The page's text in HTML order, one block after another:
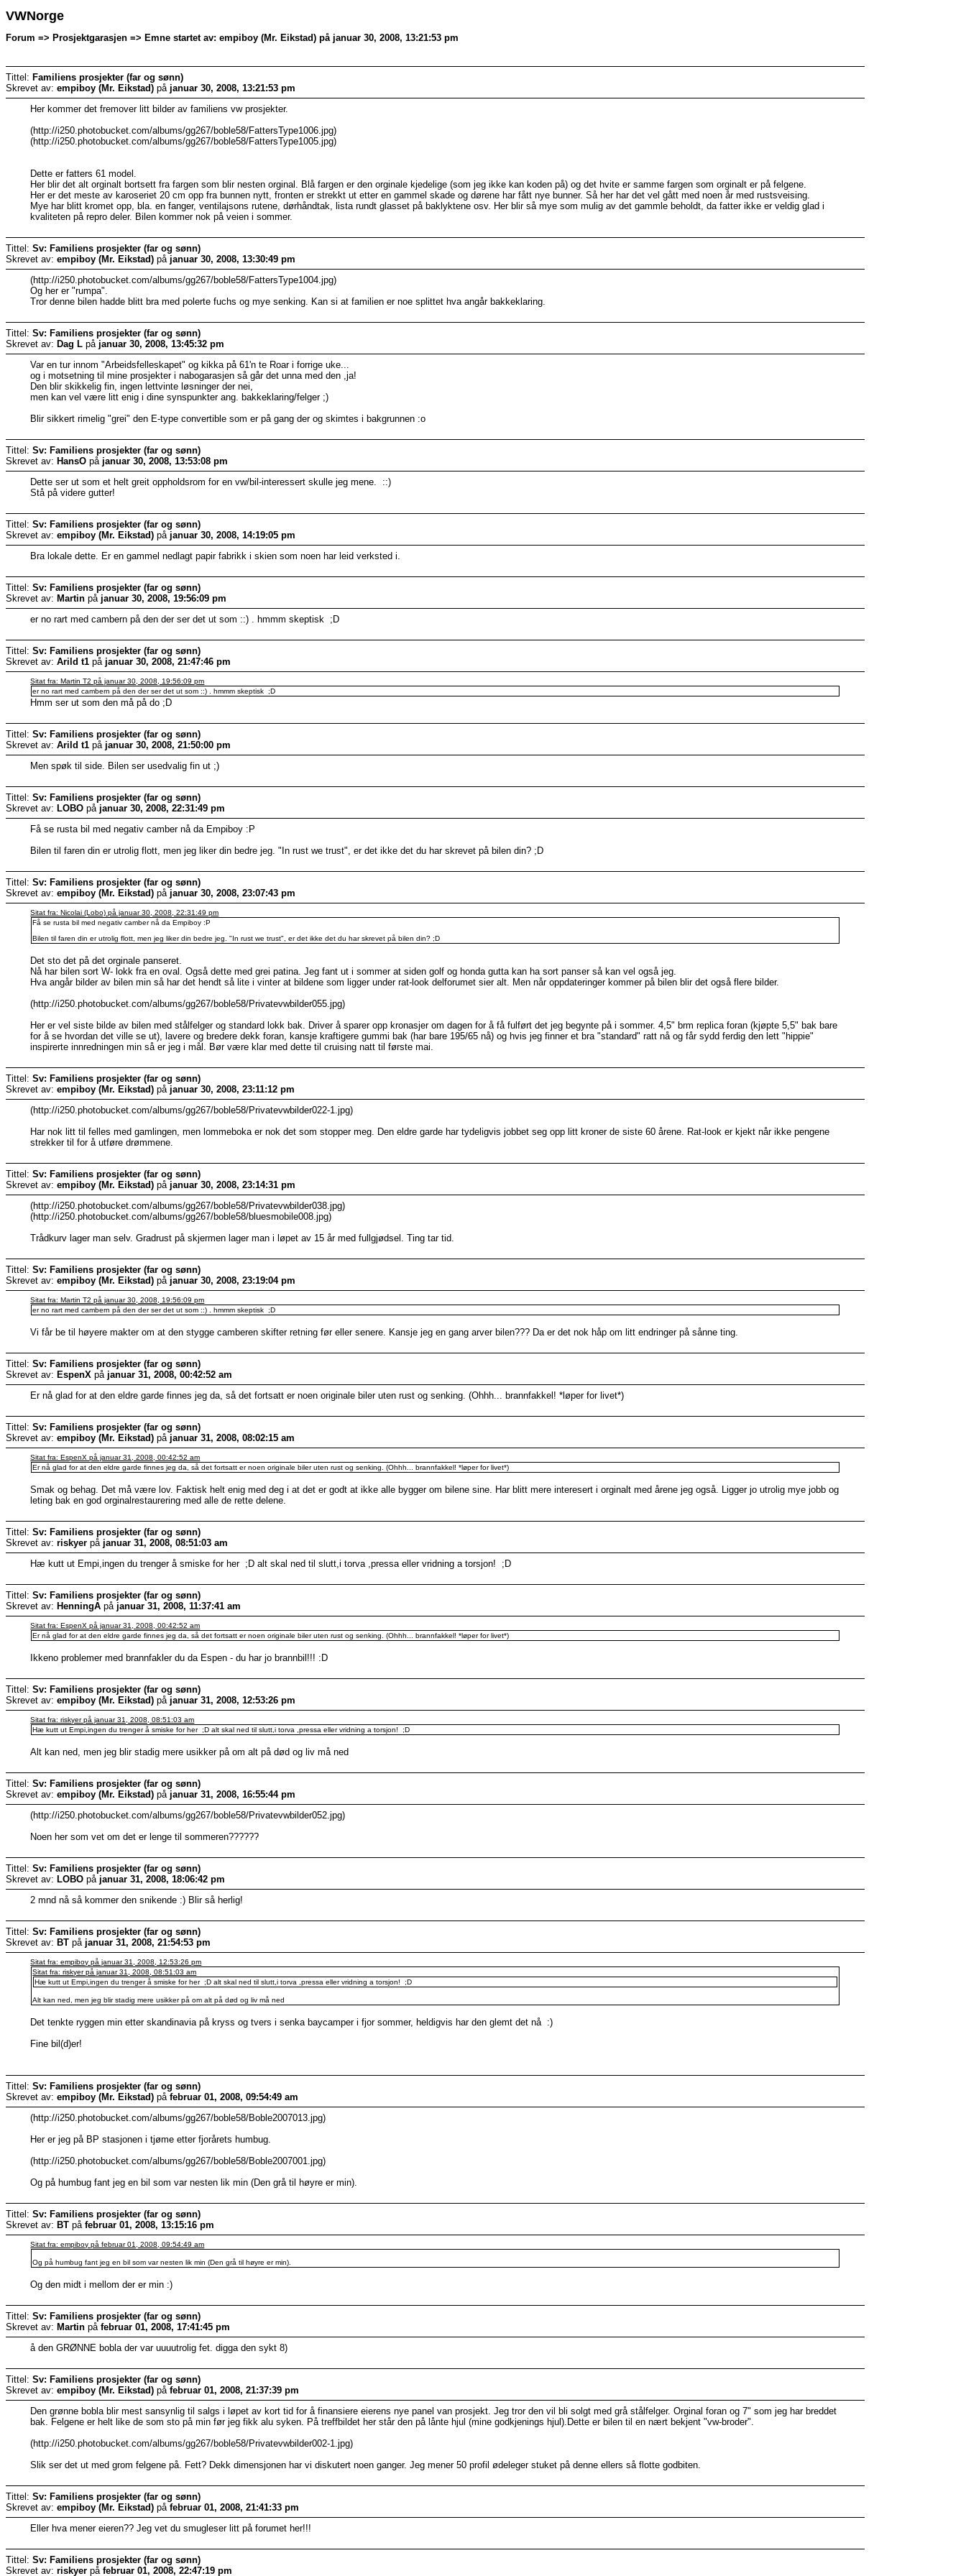
VWNorge
Forum => Prosjektgarasjen => Emne startet av: empiboy (Mr. Eikstad) på januar 30, 2008, 13:21:53 pm
Tittel: Familiens prosjekter (far og sønn)
Skrevet av: empiboy (Mr. Eikstad) på januar 30, 2008, 13:21:53 pm
Her kommer det fremover litt bilder av familiens vw prosjekter.
(http://i250.photobucket.com/albums/gg267/boble58/FattersType1006.jpg)
(http://i250.photobucket.com/albums/gg267/boble58/FattersType1005.jpg)
Dette er fatters 61 model.
Her blir det alt orginalt bortsett fra fargen som blir nesten orginal. Blå fargen er den orginale kjedelige (som jeg ikke kan koden på) og det hvite er samme fargen som orginalt er på felgene.
Her er det meste av karoseriet 20 cm opp fra bunnen nytt, fronten er strekkt ut etter en gammel skade og dørene har fått nye bunner. Så her har det vel gått med noen år med rustsveising.
Mye har blitt kromet opp, bla. en fanger, ventilajsons rutene, dørhåndtak, lista rundt glasset på baklyktene osv. Her blir så mye som mulig av det gammle beholdt, da fatter ikke er veldig glad i
kvaliteten på repro deler. Bilen kommer nok på veien i sommer.
Tittel: Sv: Familiens prosjekter (far og sønn)
Skrevet av: empiboy (Mr. Eikstad) på januar 30, 2008, 13:30:49 pm
(http://i250.photobucket.com/albums/gg267/boble58/FattersType1004.jpg)
Og her er "rumpa".
Tror denne bilen hadde blitt bra med polerte fuchs og mye senking. Kan si at familien er noe splittet hva angår bakkeklaring.
Tittel: Sv: Familiens prosjekter (far og sønn)
Skrevet av: Dag L på januar 30, 2008, 13:45:32 pm
Var en tur innom "Arbeidsfelleskapet" og kikka på 61'n te Roar i forrige uke...
og i motsetning til mine prosjekter i nabogarasjen så går det unna med den ,ja!
Den blir skikkelig fin, ingen lettvinte løsninger der nei,
men kan vel være litt enig i dine synspunkter ang. bakkeklaring/felger ;)
Blir sikkert rimelig "grei" den E-type convertible som er på gang der og skimtes i bakgrunnen :o
Tittel: Sv: Familiens prosjekter (far og sønn)
Skrevet av: HansO på januar 30, 2008, 13:53:08 pm
Dette ser ut som et helt greit oppholdsrom for en vw/bil-interessert skulle jeg mene. ::)
Stå på videre gutter!
Tittel: Sv: Familiens prosjekter (far og sønn)
Skrevet av: empiboy (Mr. Eikstad) på januar 30, 2008, 14:19:05 pm
Bra lokale dette. Er en gammel nedlagt papir fabrikk i skien som noen har leid verksted i.
Tittel: Sv: Familiens prosjekter (far og sønn)
Skrevet av: Martin på januar 30, 2008, 19:56:09 pm
er no rart med cambern på den der ser det ut som ::) . hmmm skeptisk ;D
Tittel: Sv: Familiens prosjekter (far og sønn)
Skrevet av: Arild t1 på januar 30, 2008, 21:47:46 pm
Sitat fra: Martin T2 på januar 30, 2008, 19:56:09 pm
er no rart med cambern på den der ser det ut som ::) . hmmm skeptisk ;D
Hmm ser ut som den må på do ;D
Tittel: Sv: Familiens prosjekter (far og sønn)
Skrevet av: Arild t1 på januar 30, 2008, 21:50:00 pm
Men spøk til side. Bilen ser usedvalig fin ut ;)
Tittel: Sv: Familiens prosjekter (far og sønn)
Skrevet av: LOBO på januar 30, 2008, 22:31:49 pm
Få se rusta bil med negativ camber nå da Empiboy :P
Bilen til faren din er utrolig flott, men jeg liker din bedre jeg. "In rust we trust", er det ikke det du har skrevet på bilen din? ;D
Tittel: Sv: Familiens prosjekter (far og sønn)
Skrevet av: empiboy (Mr. Eikstad) på januar 30, 2008, 23:07:43 pm
Sitat fra: Nicolai (Lobo) på januar 30, 2008, 22:31:49 pm
Få se rusta bil med negativ camber nå da Empiboy :P
Bilen til faren din er utrolig flott, men jeg liker din bedre jeg. "In rust we trust", er det ikke det du har skrevet på bilen din? ;D
Det sto det på det orginale panseret.
Nå har bilen sort W- lokk fra en oval. Også dette med grei patina. Jeg fant ut i sommer at siden golf og honda gutta kan ha sort panser så kan vel også jeg.
Hva angår bilder av bilen min så har det hendt så lite i vinter at bildene som ligger under rat-look delforumet sier alt. Men når oppdateringer kommer på bilen blir det også flere bilder.
(http://i250.photobucket.com/albums/gg267/boble58/Privatevwbilder055.jpg)
Her er vel siste bilde av bilen med stålfelger og standard lokk bak. Driver å sparer opp kronasjer om dagen for å få fulført det jeg begynte på i sommer. 4,5" brm replica foran (kjøpte 5,5" bak bare
for å se hvordan det ville se ut), lavere og bredere dekk foran, kansje kraftigere gummi bak (har bare 195/65 nå) og hvis jeg finner et bra "standard" ratt nå og får sydd ferdig den lett "hippie"
inspirerte innredningen min så er jeg i mål. Bør være klar med dette til cruising natt til første mai.
Tittel: Sv: Familiens prosjekter (far og sønn)
Skrevet av: empiboy (Mr. Eikstad) på januar 30, 2008, 23:11:12 pm
(http://i250.photobucket.com/albums/gg267/boble58/Privatevwbilder022-1.jpg)
Har nok litt til felles med gamlingen, men lommeboka er nok det som stopper meg. Den eldre garde har tydeligvis jobbet seg opp litt kroner de siste 60 årene. Rat-look er kjekt når ikke pengene
strekker til for å utføre drømmene.
Tittel: Sv: Familiens prosjekter (far og sønn)
Skrevet av: empiboy (Mr. Eikstad) på januar 30, 2008, 23:14:31 pm
(http://i250.photobucket.com/albums/gg267/boble58/Privatevwbilder038.jpg)
(http://i250.photobucket.com/albums/gg267/boble58/bluesmobile008.jpg)
Trådkurv lager man selv. Gradrust på skjermen lager man i løpet av 15 år med fullgjødsel. Ting tar tid.
Tittel: Sv: Familiens prosjekter (far og sønn)
Skrevet av: empiboy (Mr. Eikstad) på januar 30, 2008, 23:19:04 pm
Sitat fra: Martin T2 på januar 30, 2008, 19:56:09 pm
er no rart med cambern på den der ser det ut som ::) . hmmm skeptisk ;D
Vi får be til høyere makter om at den stygge camberen skifter retning før eller senere. Kansje jeg en gang arver bilen??? Da er det nok håp om litt endringer på sånne ting.
Tittel: Sv: Familiens prosjekter (far og sønn)
Skrevet av: EspenX på januar 31, 2008, 00:42:52 am
Er nå glad for at den eldre garde finnes jeg da, så det fortsatt er noen originale biler uten rust og senking. (Ohhh... brannfakkel! *løper for livet*)
Tittel: Sv: Familiens prosjekter (far og sønn)
Skrevet av: empiboy (Mr. Eikstad) på januar 31, 2008, 08:02:15 am
Sitat fra: EspenX på januar 31, 2008, 00:42:52 am
Er nå glad for at den eldre garde finnes jeg da, så det fortsatt er noen originale biler uten rust og senking. (Ohhh... brannfakkel! *løper for livet*)
Smak og behag. Det må være lov. Faktisk helt enig med deg i at det er godt at ikke alle bygger om bilene sine. Har blitt mere interesert i orginalt med årene jeg også. Ligger jo utrolig mye jobb og
leting bak en god orginalrestaurering med alle de rette delene.
Tittel: Sv: Familiens prosjekter (far og sønn)
Skrevet av: riskyer på januar 31, 2008, 08:51:03 am
Hæ kutt ut Empi,ingen du trenger å smiske for her ;D alt skal ned til slutt,i torva ,pressa eller vridning a torsjon! ;D
Tittel: Sv: Familiens prosjekter (far og sønn)
Skrevet av: HenningA på januar 31, 2008, 11:37:41 am
Sitat fra: EspenX på januar 31, 2008, 00:42:52 am
Er nå glad for at den eldre garde finnes jeg da, så det fortsatt er noen originale biler uten rust og senking. (Ohhh... brannfakkel! *løper for livet*)
Ikkeno problemer med brannfakler du da Espen - du har jo brannbil!!! :D
Tittel: Sv: Familiens prosjekter (far og sønn)
Skrevet av: empiboy (Mr. Eikstad) på januar 31, 2008, 12:53:26 pm
Sitat fra: riskyer på januar 31, 2008, 08:51:03 am
Hæ kutt ut Empi,ingen du trenger å smiske for her ;D alt skal ned til slutt,i torva ,pressa eller vridning a torsjon! ;D
Alt kan ned, men jeg blir stadig mere usikker på om alt på død og liv må ned
Tittel: Sv: Familiens prosjekter (far og sønn)
Skrevet av: empiboy (Mr. Eikstad) på januar 31, 2008, 16:55:44 pm
(http://i250.photobucket.com/albums/gg267/boble58/Privatevwbilder052.jpg)
Noen her som vet om det er lenge til sommeren??????
Tittel: Sv: Familiens prosjekter (far og sønn)
Skrevet av: LOBO på januar 31, 2008, 18:06:42 pm
2 mnd nå så kommer den snikende :) Blir så herlig!
Tittel: Sv: Familiens prosjekter (far og sønn)
Skrevet av: BT på januar 31, 2008, 21:54:53 pm
Sitat fra: empiboy på januar 31, 2008, 12:53:26 pm
Sitat fra: riskyer på januar 31, 2008, 08:51:03 am
Hæ kutt ut Empi,ingen du trenger å smiske for her ;D alt skal ned til slutt,i torva ,pressa eller vridning a torsjon! ;D
Alt kan ned, men jeg blir stadig mere usikker på om alt på død og liv må ned
Det tenkte ryggen min etter skandinavia på kryss og tvers i senka baycamper i fjor sommer, heldigvis har den glemt det nå :)
Fine bil(d)er!
Tittel: Sv: Familiens prosjekter (far og sønn)
Skrevet av: empiboy (Mr. Eikstad) på februar 01, 2008, 09:54:49 am
(http://i250.photobucket.com/albums/gg267/boble58/Boble2007013.jpg)
Her er jeg på BP stasjonen i tjøme etter fjorårets humbug.
(http://i250.photobucket.com/albums/gg267/boble58/Boble2007001.jpg)
Og på humbug fant jeg en bil som var nesten lik min (Den grå til høyre er min).
Tittel: Sv: Familiens prosjekter (far og sønn)
Skrevet av: BT på februar 01, 2008, 13:15:16 pm
Sitat fra: empiboy på februar 01, 2008, 09:54:49 am
Og på humbug fant jeg en bil som var nesten lik min (Den grå til høyre er min).
Og den midt i mellom der er min :)
Tittel: Sv: Familiens prosjekter (far og sønn)
Skrevet av: Martin på februar 01, 2008, 17:41:45 pm
å den GRØNNE bobla der var uuuutrolig fet. digga den sykt 8)
Tittel: Sv: Familiens prosjekter (far og sønn)
Skrevet av: empiboy (Mr. Eikstad) på februar 01, 2008, 21:37:39 pm
Den grønne bobla blir mest sansynlig til salgs i løpet av kort tid for å finansiere eierens nye panel van prosjekt. Jeg tror den vil bli solgt med grå stålfelger. Orginal foran og 7" som jeg har breddet
bak. Felgene er helt like de som sto på min før jeg fikk alu syken. På treffbildet her står den på lånte hjul (mine godkjenings hjul).Dette er bilen til en nært bekjent "vw-broder".
(http://i250.photobucket.com/albums/gg267/boble58/Privatevwbilder002-1.jpg)
Slik ser det ut med grom felgene på. Fett? Dekk dimensjonen har vi diskutert noen ganger. Jeg mener 50 profil ødeleger stuket på denne ellers så flotte godbiten.
Tittel: Sv: Familiens prosjekter (far og sønn)
Skrevet av: empiboy (Mr. Eikstad) på februar 01, 2008, 21:41:33 pm
Eller hva mener eieren?? Jeg vet du smugleser litt på forumet her!!!
Tittel: Sv: Familiens prosjekter (far og sønn)
Skrevet av: riskyer på februar 01, 2008, 22:47:19 pm